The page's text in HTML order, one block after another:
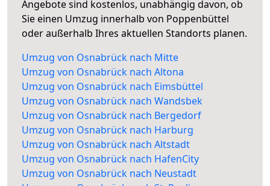
Angebote sind kostenlos, unabhängig davon, ob
Sie einen Umzug innerhalb von Poppenbüttel
oder außerhalb Ihres aktuellen Standorts planen.
Umzug von Osnabrück nach Mitte
Umzug von Osnabrück nach Altona
Umzug von Osnabrück nach Eimsbüttel
Umzug von Osnabrück nach Wandsbek
Umzug von Osnabrück nach Bergedorf
Umzug von Osnabrück nach Harburg
Umzug von Osnabrück nach Altstadt
Umzug von Osnabrück nach HafenCity
Umzug von Osnabrück nach Neustadt